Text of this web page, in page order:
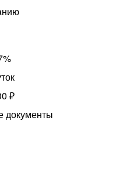
для белья;
₽
документы